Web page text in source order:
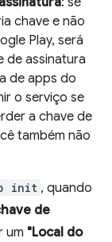
chave e não
Play, será
de assinatura
de apps do
o serviço se
a chave de
também não
init , quando
de
um "Local do